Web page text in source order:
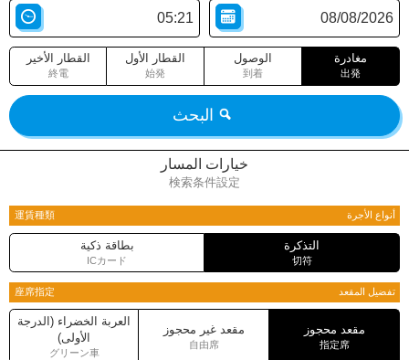
مغادرة
出発
الوصول
到着
القطار الأول
始発
القطار الأخير
終電
البحث
خيارات المسار
検索条件設定
أنواع الأجرة 運賃種類
التذكرة
切符
بطاقة ذكية
ICカード
تفضيل المقعد 座席指定
مقعد محجوز
指定席
مقعد غير محجوز
自由席
العربة الخضراء (الدرجة
الأولى)
グリーン車